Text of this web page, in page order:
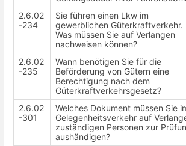
2.6.02
-234
Sie führen einen Lkw im
gewerblichen Güterkraftverkehr.
Was müssen Sie auf Verlangen
nachweisen können?
2.6.02
-235
Wann benötigen Sie für die
Beförderung von Gütern eine
Berechtigung nach dem
Güterkraftverkehrsgesetz?
2.6.02
-301
Welches Dokument müssen Sie
Gelegenheitsverkehr auf
zuständigen Personen zur
aushändigen?